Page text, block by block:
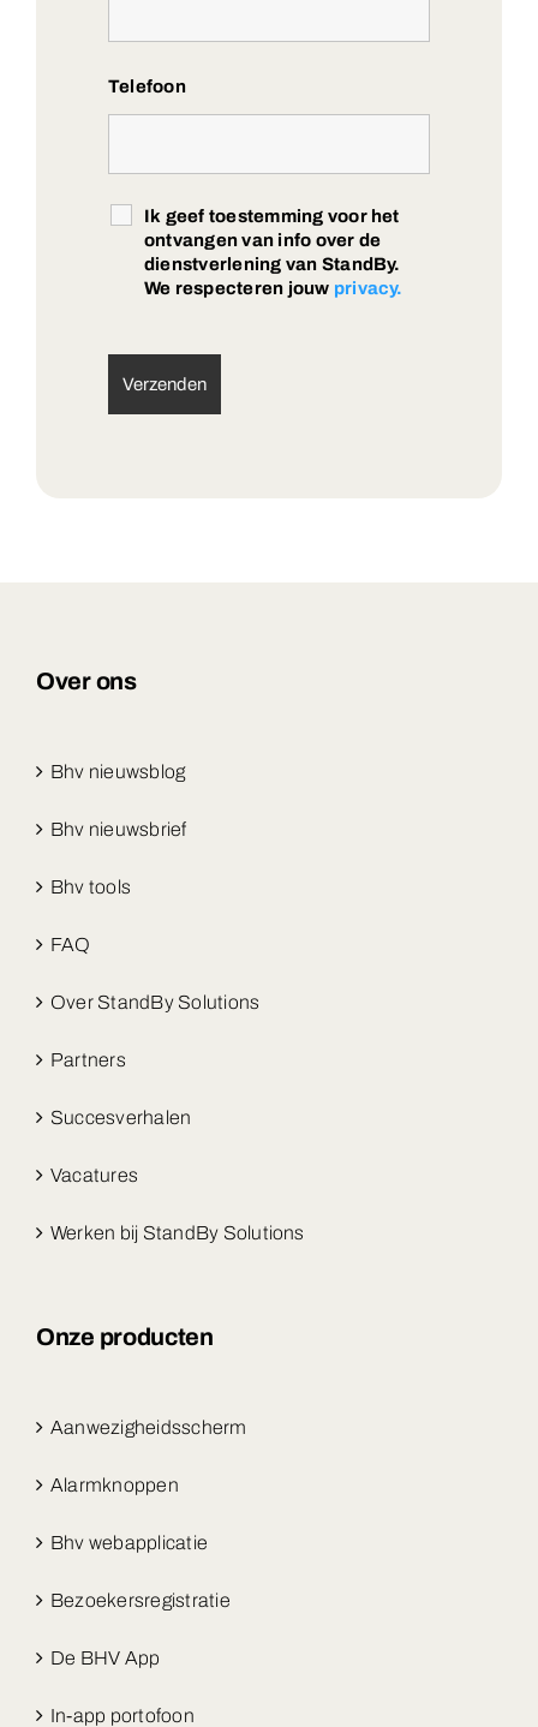
Telefoon
Ik geef toestemming voor het
ontvangen van info over de
dienstverlening van StandBy.
We respecteren jouw privacy.
Over ons
Bhv nieuwsblog
Bhv nieuwsbrief
Bhv tools
FAQ
Over StandBy Solutions
Partners
Succesverhalen
Vacatures
Werken bij StandBy Solutions
Onze producten
Aanwezigheidsscherm
Alarmknoppen
Bhv webapplicatie
Bezoekersregistratie
De BHV App
In-app portofoon